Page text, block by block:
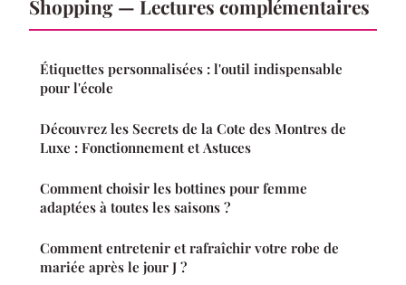
Shopping — Lectures complémentaires
Étiquettes personnalisées : l'outil indispensable
pour l'école
Découvrez les Secrets de la Cote des Montres de
Luxe : Fonctionnement et Astuces
Comment choisir les bottines pour femme
adaptées à toutes les saisons ?
Comment entretenir et rafraîchir votre robe de
mariée après le jour J ?